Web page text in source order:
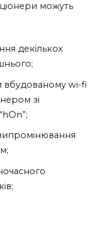
можуть
декількох
вбудованому wi-fi
зі